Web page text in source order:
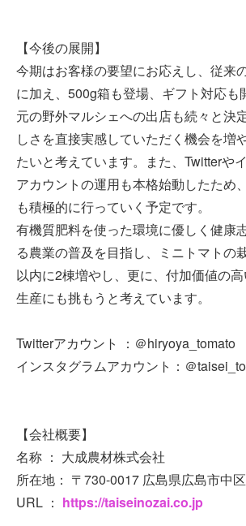
【今後の展開】
今期はお客様の要望にお応えし、従来
に加え、500g箱も登場、ギフト対応も
元の野外マルシェへの出店も続々と決
しさを直接実感していただく機会を増
たいと考えています。また、Twitterや
アカウントの運用も本格始動したため
も積極的に行っていく予定です。
有機質肥料を使った環境に優しく健康
る農業の普及を目指し、ミニトマトの
以内に2棟増やし、更に、付加価値の
生産にも挑もうと考えています。
Twitterアカウント ：＠hiryoya_tomato
インスタグラムアカウント：＠
【会社概要】
名称 ： 大成農材株式会社
所在地： 〒730-0017 広島県広島市中
URL ： https://taiseinozai.co.jp